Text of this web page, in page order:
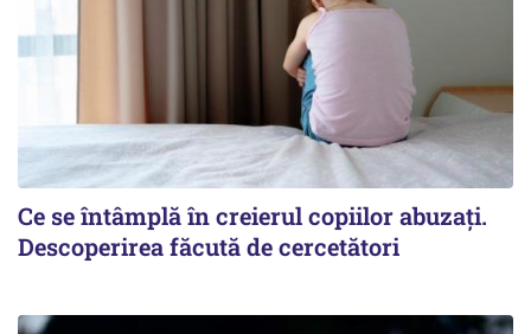
Ce se întâmplă în creierul copiilor abuzați.
Descoperirea făcută de cercetători